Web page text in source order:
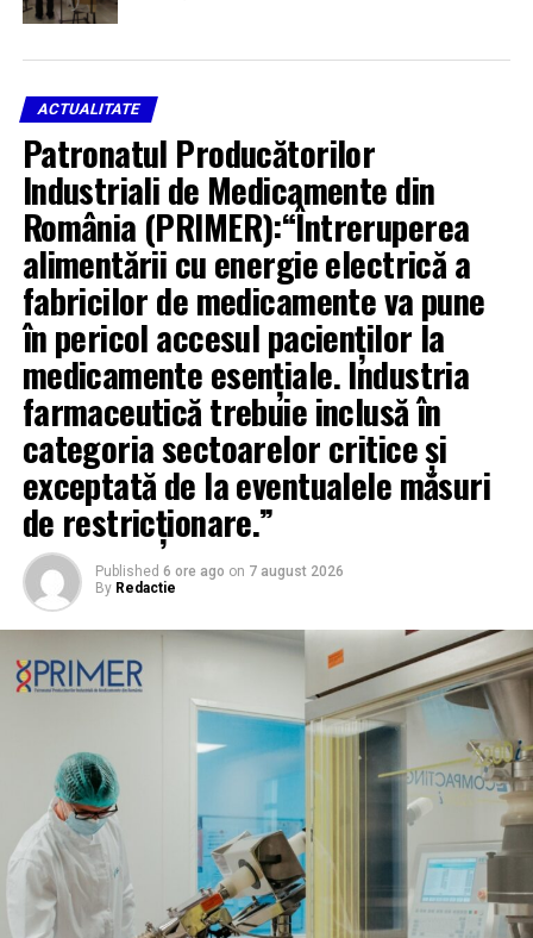
ACTUALITATE
Patronatul Producătorilor
Industriali de Medicamente din
România (PRIMER):“Întreruperea
alimentării cu energie electrică a
fabricilor de medicamente va pune
în pericol accesul pacienților la
medicamente esențiale. Industria
farmaceutică trebuie inclusă în
categoria sectoarelor critice și
exceptată de la eventualele măsuri
de restricționare.”
Published 6 ore ago on 7 august 2026
By Redactie